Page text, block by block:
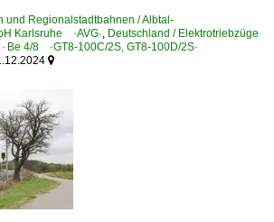
und Regionalstadtbahnen / Albtal-
Karlsruhe ·AVG· Deutschland / Elektrotriebzüge
Be 4/8 ·GT8-100C/2S, GT8-100D/2S·
